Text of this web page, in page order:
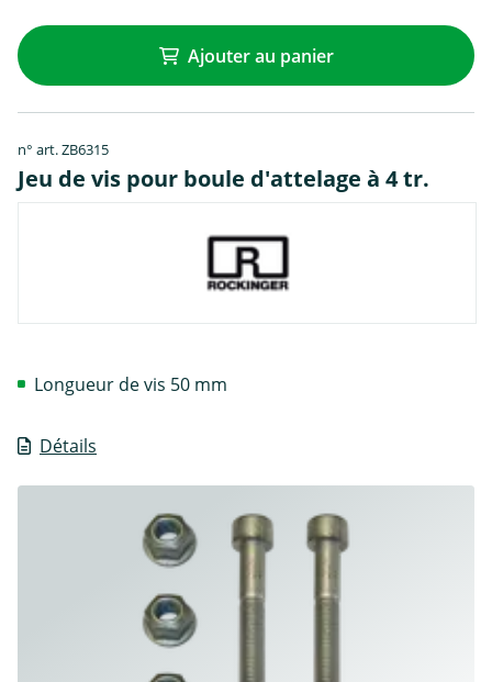
Ajouter au panier
n° art. ZB6315
Jeu de vis pour boule d'attelage à 4 tr.
Détails
Longueur de vis 50 mm